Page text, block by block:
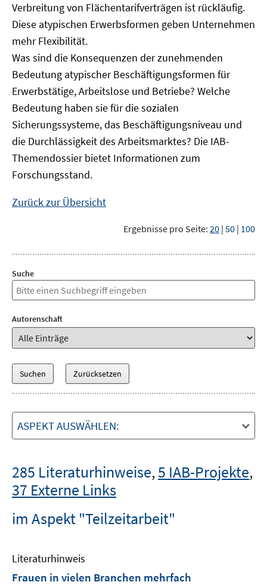
Verbreitung von Flächentarifverträgen ist rückläufig.
Diese atypischen Erwerbsformen geben Unternehmen
mehr Flexibilität.
Was sind die Konsequenzen der zunehmenden
Bedeutung atypischer Beschäftigungsformen für
Erwerbstätige, Arbeitslose und Betriebe? Welche
Bedeutung haben sie für die sozialen
Sicherungssysteme, das Beschäftigungsniveau und
die Durchlässigkeit des Arbeitsmarktes? Die IAB-
Themendossier bietet Informationen zum
Forschungsstand.
Zurück zur Übersicht
Ergebnisse pro Seite: 20 | 50 | 100
Suche
Autorenschaft
ASPEKT AUSWÄHLEN:
285 Literaturhinweise,5 IAB-Projekte,
37 Externe Links
im Aspekt "Teilzeitarbeit"
Literaturhinweis
Frauen in vielen Branchen mehrfach